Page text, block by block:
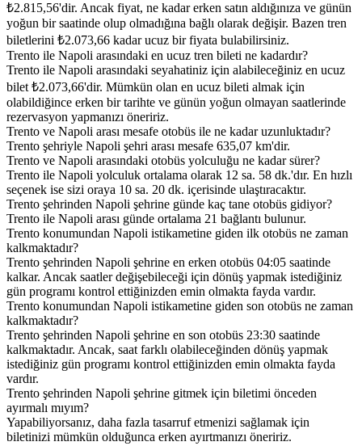
₺2.815,56'dir. Ancak fiyat, ne kadar erken satın aldığınıza ve günün
yoğun bir saatinde olup olmadığına bağlı olarak değişir. Bazen tren
biletlerini ₺2.073,66 kadar ucuz bir fiyata bulabilirsiniz.
Trento ile Napoli arasındaki en ucuz tren bileti ne kadardır?
Trento ile Napoli arasındaki seyahatiniz için alabileceğiniz en ucuz
bilet ₺2.073,66'dir. Mümkün olan en ucuz bileti almak için
olabildiğince erken bir tarihte ve günün yoğun olmayan saatlerinde
rezervasyon yapmanızı öneririz.
Trento ve Napoli arası mesafe otobüs ile ne kadar uzunluktadır?
Trento şehriyle Napoli şehri arası mesafe 635,07 km'dir.
Trento ve Napoli arasındaki otobüs yolculuğu ne kadar sürer?
Trento ile Napoli yolculuk ortalama olarak 12 sa. 58 dk.'dır. En hızlı
seçenek ise sizi oraya 10 sa. 20 dk. içerisinde ulaştıracaktır.
Trento şehrinden Napoli şehrine günde kaç tane otobüs gidiyor?
Trento ile Napoli arası günde ortalama 21 bağlantı bulunur.
Trento konumundan Napoli istikametine giden ilk otobüs ne zaman
kalkmaktadır?
Trento şehrinden Napoli şehrine en erken otobüs 04:05 saatinde
kalkar. Ancak saatler değişebileceği için dönüş yapmak istediğiniz
gün programı kontrol ettiğinizden emin olmakta fayda vardır.
Trento konumundan Napoli istikametine giden son otobüs ne zaman
kalkmaktadır?
Trento şehrinden Napoli şehrine en son otobüs 23:30 saatinde
kalkmaktadır. Ancak, saat farklı olabileceğinden dönüş yapmak
istediğiniz gün programı kontrol ettiğinizden emin olmakta fayda
vardır.
Trento şehrinden Napoli şehrine gitmek için biletimi önceden
ayırmalı mıyım?
Yapabiliyorsanız, daha fazla tasarruf etmenizi sağlamak için
biletinizi mümkün olduğunca erken ayırtmanızı öneririz.